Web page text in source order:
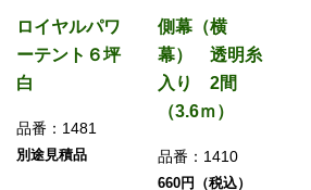
ロイヤルパワ
ーテント６坪
白
品番： 1481
別途見積品
側幕（横
幕） 透明糸
入り 2間
（3.6ｍ）
品番： 1410
660円（税込）